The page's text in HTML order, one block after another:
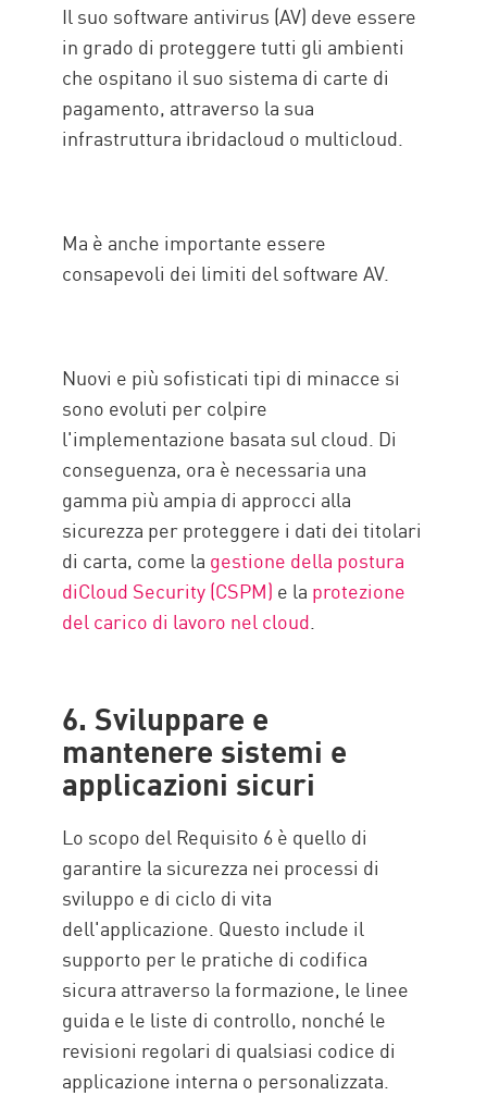
Il suo software antivirus (AV) deve essere
in grado di proteggere tutti gli ambienti
che ospitano il suo sistema di carte di
pagamento, attraverso la sua
infrastruttura ibridacloud o multicloud.
Ma è anche importante essere
consapevoli dei limiti del software AV.
Nuovi e più sofisticati tipi di minacce si
sono evoluti per colpire
l'implementazione basata sul cloud. Di
conseguenza, ora è necessaria una
gamma più ampia di approcci alla
sicurezza per proteggere i dati dei titolari
di carta, come la gestione della postura
diCloud Security (CSPM) e la protezione
del carico di lavoro nel cloud.
6. Sviluppare e
mantenere sistemi e
applicazioni sicuri
Lo scopo del Requisito 6 è quello di
garantire la sicurezza nei processi di
sviluppo e di ciclo di vita
dell'applicazione. Questo include il
supporto per le pratiche di codifica
sicura attraverso la formazione, le linee
guida e le liste di controllo, nonché le
revisioni regolari di qualsiasi codice di
applicazione interna o personalizzata.